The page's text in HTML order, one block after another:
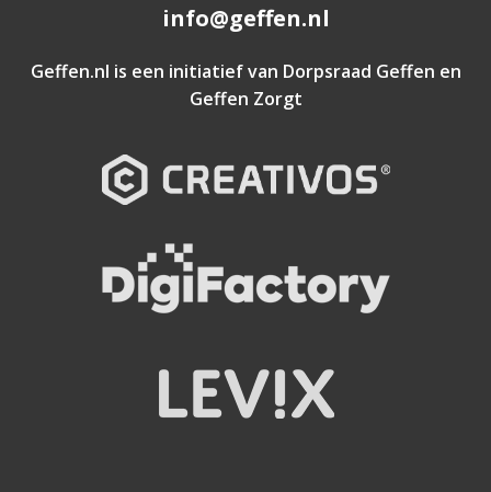
info@geffen.nl
Geffen.nl is een initiatief van Dorpsraad Geffen en
Geffen Zorgt